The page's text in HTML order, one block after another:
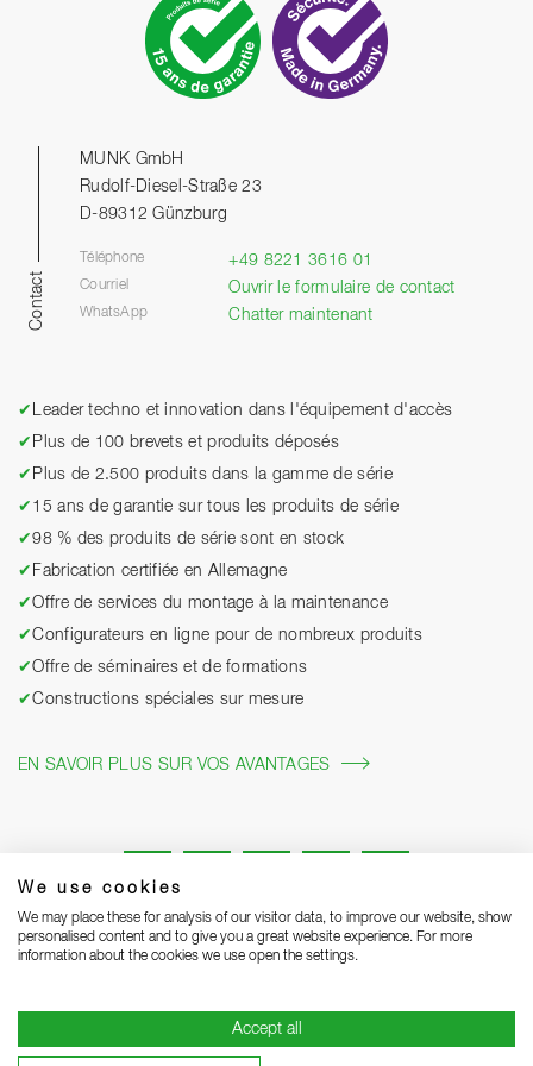
We use cookies
We may place these for analysis of our visitor data, to improve our website, show
personalised content and to give you a great website experience. For more
information about the cookies we use open the settings.
Accept all
Contact
MUNK GmbH
Rudolf-Diesel-Straße 23
D-89312 Günzburg
Téléphone +49 8221 3616 01
Courriel Ouvrir le formulaire de contact
WhatsApp Chatter maintenant
✔ Leader techno et innovation dans l'équipement d'accès
✔ Plus de 100 brevets et produits déposés
✔ Plus de 2.500 produits dans la gamme de série
✔ 15 ans de garantie sur tous les produits de série
✔98 % des produits de série sont en stock
✔ Fabrication certifiée en Allemagne
✔Offre de services du montage à la maintenance
✔Configurateurs en ligne pour de nombreux produits
✔Offre de séminaires et de formations
✔Constructions spéciales sur mesure
EN SAVOIR PLUS SUR VOS AVANTAGES
Mentions légales Protection des données Grounding Page
CGV Remarques concernant la livraison